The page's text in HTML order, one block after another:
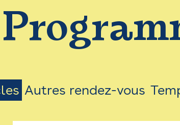
Autres rendez-vous